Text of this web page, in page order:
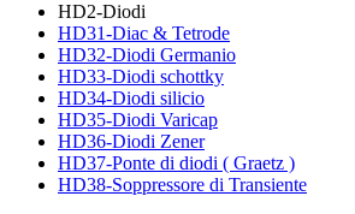
HD2-Diodi
HD31-Diac & Tetrode
HD32-Diodi Germanio
HD33-Diodi schottky
HD34-Diodi silicio
HD35-Diodi Varicap
HD36-Diodi Zener
HD37-Ponte di diodi ( Graetz )
HD38-Soppressore di Transiente